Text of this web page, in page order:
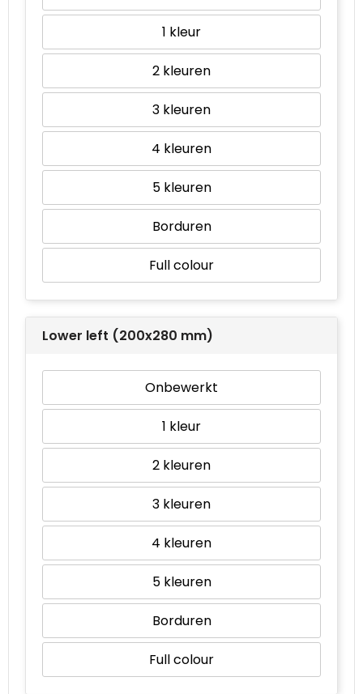
1
2
3
4
5
Borduren
Full colour
Lower left (200x280 mm)
Onbewerkt
1
2
3
4
5
Borduren
Full colour